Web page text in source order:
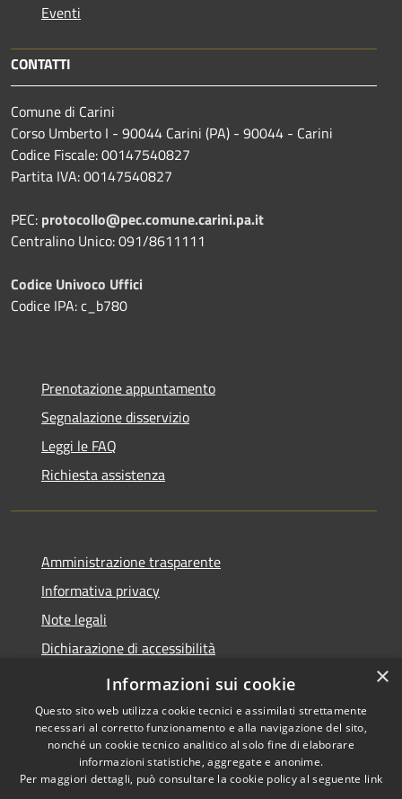
Eventi
CONTATTI
Comune di Carini
Corso Umberto I - 90044 Carini (PA) - 90044 - Carini
Codice Fiscale: 00147540827
Partita IVA: 00147540827
PEC: protocollo@pec.comune.carini.pa.it
Centralino Unico: 091/8611111
Codice Univoco Uffici
Codice IPA: c_b780
Prenotazione appuntamento
Segnalazione disservizio
Leggi le FAQ
Richiesta assistenza
Amministrazione trasparente
Informativa privacy
Note legali
Dichiarazione di accessibilità
Privacy e protezione dei dati
Accessibilità
Copyright © 2026 • Comune di
Carini • Powered by
×
Informazioni sui cookie
Questo sito web utilizza cookie tecnici e assimilati strettamente
necessari al corretto funzionamento e alla navigazione del sito,
nonché un cookie tecnico analitico al solo fine di elaborare
informazioni statistiche, aggregate e anonime.
Per maggiori dettagli, può consultare la cookie policy al seguente link